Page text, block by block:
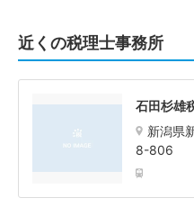
近くの税理士事務所
石田杉雄
新潟県
8-806